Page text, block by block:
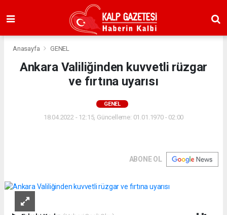
Anasayfa GENEL
Ankara Valiliğinden kuvvetli rüzgar
ve fırtına uyarısı
GENEL
18.04.2022 - 12:15, Güncelleme: 01.01.1970 - 02:00
ABONE OL